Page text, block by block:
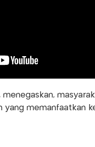
menegaskan,
yang memanfaatkan